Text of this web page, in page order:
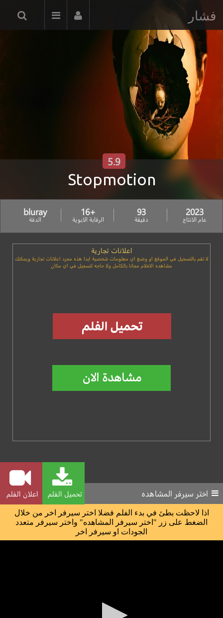
فشار
Stopmotion
5.9
2023
عام الانتاج
93
دقيقة
+16
الرقابة الابوية
bluray
الدقة
اعلانات تجارية
لا تقم بالتسجيل في الموقع او وضع اي معلومات شخصية ابدا هذه مجرد اعلانات تجارية ويمكنك
مشاهده الافلام مجانا بالكامل ولا حاجه لتسجيل في اي مكان
تحميل الفلم اعلان الفلم اختر سيرفر المشاهده
اذا لاحظت بطئ في بدء الفلم فضلا اختر سيرفر اخر من خلال
الضغط على زر "اختر سيرفر المشاهده" واختر سيرفر متعدد
الجودات او سيرفر اخر